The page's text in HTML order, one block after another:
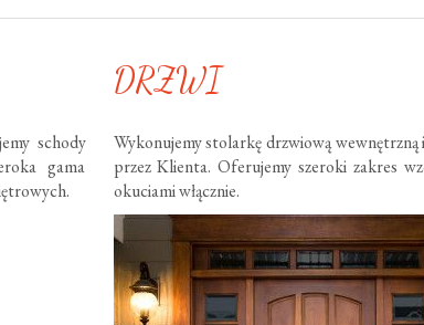
schody
gama
DRZWI
Wykonujemy stolarkę drzwiową
przez Klienta. Oferujemy szeroki zakres
okuciami włącznie.